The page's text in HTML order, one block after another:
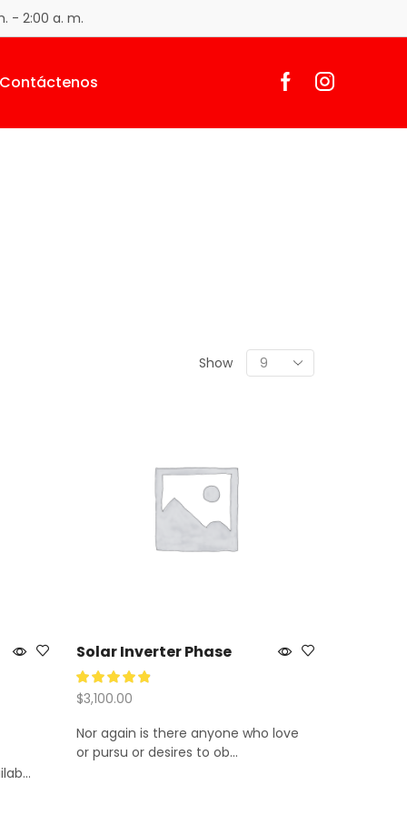
- 2:00 a. m.
Contáctenos
Show
Solar Inverter Phase
$3,100.00
Añadir Al Carrito
Nor again is there anyone who love
or pursu or desires to ob...